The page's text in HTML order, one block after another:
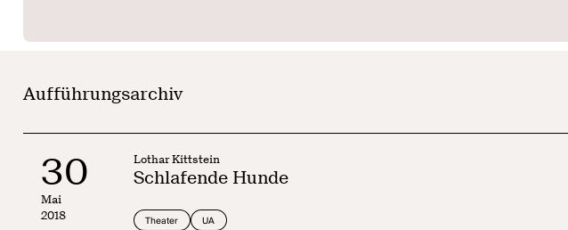
Aufführungsarchiv
30
Mai
2018
Lothar Kittstein
Schlafende Hunde
Theater UA